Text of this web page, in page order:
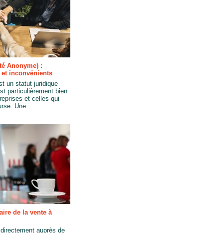
Anonyme) :
inconvénients
un statut juridique
particulièrement bien
et celles qui
Une...
de la vente à
auprès de